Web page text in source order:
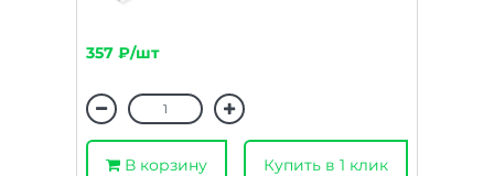
357 ₽/шт
В корзину Купить в 1 клик